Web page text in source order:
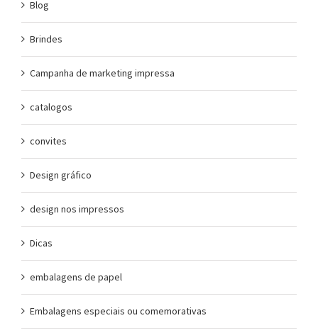
Blog
Brindes
Campanha de marketing impressa
catalogos
convites
Design gráfico
design nos impressos
Dicas
embalagens de papel
Embalagens especiais ou comemorativas